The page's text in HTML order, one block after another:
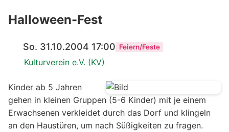
Halloween-Fest
So. 31.10.2004 17:00 Feiern/Feste
Kulturverein e.V. (KV)
Kinder ab 5 Jahren
gehen in kleinen Gruppen (5-6 Kinder) mit je einem
Erwachsenen verkleidet durch das Dorf und klingeln
an den Haustüren, um nach Süßigkeiten zu fragen.